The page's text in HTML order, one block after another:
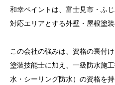
和幸ペイントは、富士見市・ふ
対応エリアとする外壁・屋根塗装
この会社の強みは、資格の裏付
塗装技能士に加え、一級防水施
水・シーリング防水）の資格を